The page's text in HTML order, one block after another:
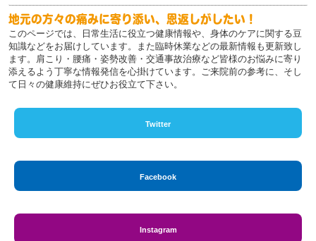
地元の方々の痛みに寄り添い、恩返しがしたい！
このページでは、日常生活に役立つ健康情報や、身体のケアに関する豆
知識などをお届けしています。また臨時休業などの最新情報も更新致し
ます。肩こり・腰痛・姿勢改善・交通事故治療など皆様のお悩みに寄り
添えるよう丁寧な情報発信を心掛けています。ご来院前の参考に、そし
て日々の健康維持にぜひお役立て下さい。
Twitter
Facebook
Instagram